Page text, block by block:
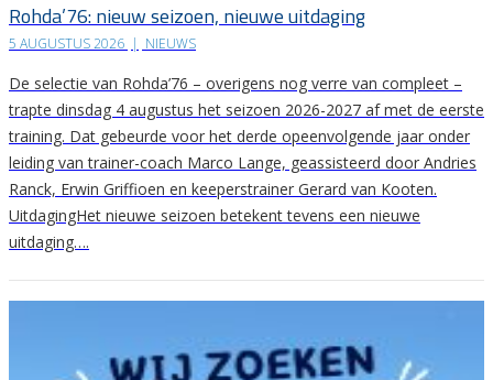
Rohda’76: nieuw seizoen, nieuwe uitdaging
5 AUGUSTUS 2026 | NIEUWS
De selectie van Rohda’76 – overigens nog verre van compleet –
trapte dinsdag 4 augustus het seizoen 2026-2027 af met de eerste
training. Dat gebeurde voor het derde opeenvolgende jaar onder
leiding van trainer-coach Marco Lange, geassisteerd door Andries
Ranck, Erwin Griffioen en keeperstrainer Gerard van Kooten.
UitdagingHet nieuwe seizoen betekent tevens een nieuwe
uitdaging….